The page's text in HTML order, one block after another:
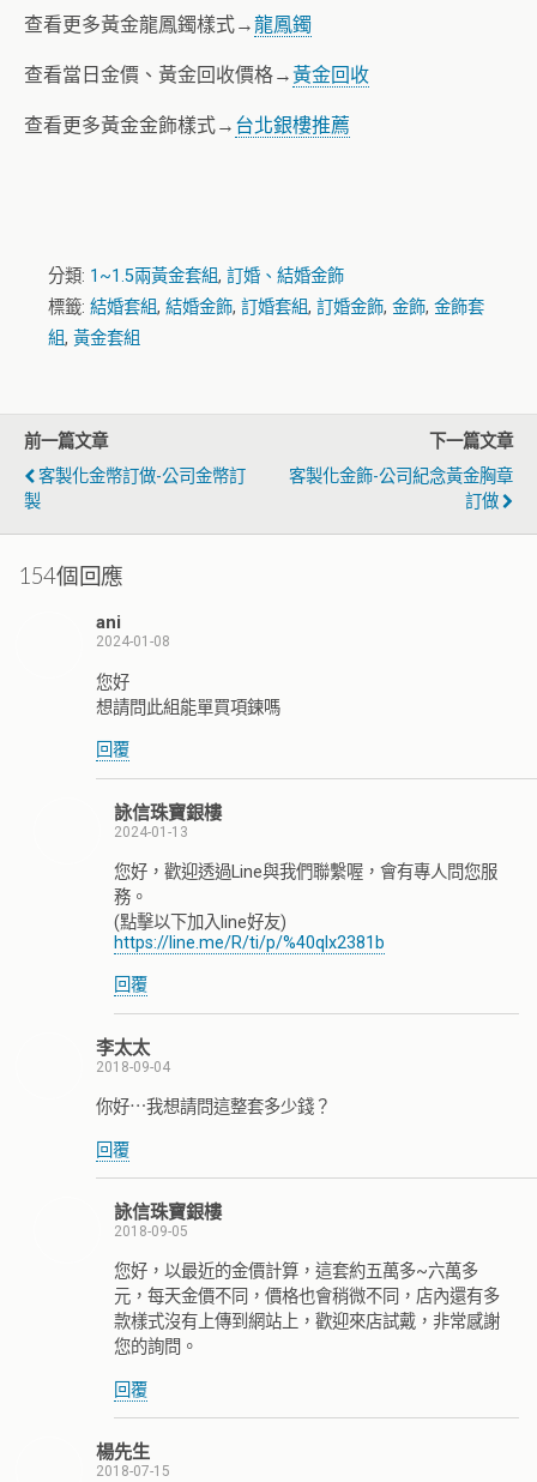
查看更多黃金龍鳳鐲樣式→龍鳳鐲
查看當日金價、黃金回收價格→黃金回收
查看更多黃金金飾樣式→ 台北銀樓推薦
分類: 1~1.5兩黃金套組, 訂婚、結婚金飾
標籤: 結婚套組, 結婚金飾, 訂婚套組, 訂婚金飾, 金飾, 金飾套
組, 黃金套組
前一篇文章
客製化金幣訂做-公司金幣訂
製
下一篇文章
客製化金飾-公司紀念黃金胸章
訂做
154個回應
ani
2024-01-08
您好
想請問此組能單買項鍊嗎
回覆
詠信珠寶銀樓
2024-01-13
您好，歡迎透過Line與我們聯繫喔，會有專人問您服
務。
(點擊以下加入line好友)
https://line.me/R/ti/p/%40qlx2381b
回覆
李太太
2018-09-04
你好⋯我想請問這整套多少錢？
回覆
詠信珠寶銀樓
2018-09-05
您好，以最近的金價計算，這套約五萬多~六萬多
元，每天金價不同，價格也會稍微不同，店內還有多
款樣式沒有上傳到網站上，歡迎來店試戴，非常感謝
您的詢問。
回覆
楊先生
2018-07-15